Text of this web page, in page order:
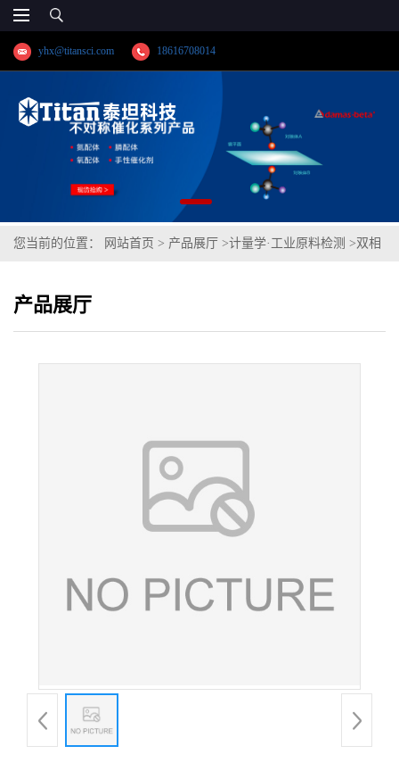
yhx@titansci.com 18616708014
您当前的位置： 网站首页 > 产品展厅 >计量学·工业原料检测 >双相
份:C/Si/Mn/P/S/Cr/Ni/Mo/V/Cu/N//Sn/As/Co/W/Nb)
产品展厅